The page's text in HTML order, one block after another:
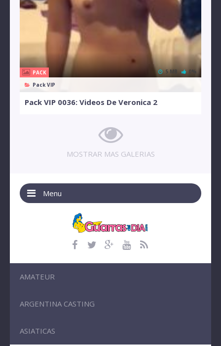
PACK
Pack VIP
5 MB 0%
Pack VIP 0036: Videos De Veronica 2
MOSTRAR MAS GALERIAS
Menu
AMATEUR
ARGENTINA CASTING
ASIATICAS